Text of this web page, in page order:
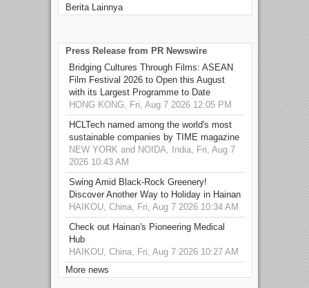
Berita Lainnya
Press Release from PR Newswire
Bridging Cultures Through Films: ASEAN
Film Festival 2026 to Open this August
with its Largest Programme to Date
HONG KONG, Fri, Aug 7 2026 12:05 PM
HCLTech named among the world's most
sustainable companies by TIME magazine
NEW YORK and NOIDA, India, Fri, Aug 7
2026 10:43 AM
Swing Amid Black‑Rock Greenery!
Discover Another Way to Holiday in Hainan
HAIKOU, China, Fri, Aug 7 2026 10:34 AM
Check out Hainan's Pioneering Medical
Hub
HAIKOU, China, Fri, Aug 7 2026 10:27 AM
More news